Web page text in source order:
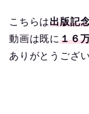
こちらは出版記
動画は既に１６
ありがとうござ